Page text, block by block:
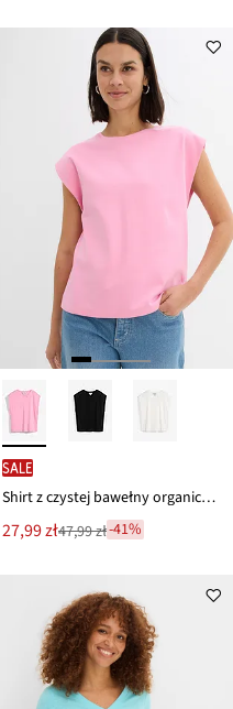
SALE
Shirt z czystej bawełny organicznej
Nowa
cena
27,99 zł
Przeceniono
47,99 zł-41%